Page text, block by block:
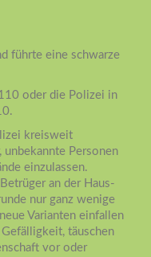
führte eine schwarze
oder die Polizei in
kreisweit
Personen
einzulassen.
an der Haus-
nur ganz wenige
Varianten einfallen
täuschen
vor oder